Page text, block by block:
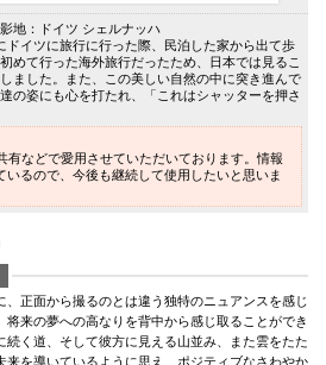
地：ドイツ シェルナッハ
ドイツに旅行に行った際、民泊した家から出て歩
めて行った海外旅行だったため、日本では見るこ
ました。また、この美しい自然の中に突き進んで
の姿にも心を打たれ、「これはシャッターを押さ
有などで愛用させていただいております。情報
るので、今後も継続して使用したいと思いま
正面から撮るのとは違う独特のニュアンスを感じ
来の夢への高なりを背中から感じ取ることができ
続く道、そして彼方に見える山並み、また雲をたた
来を導いているように思え、ポジティブなさわやか